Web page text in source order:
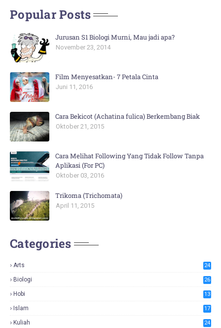
Popular Posts
Jurusan S1 Biologi Murni, Mau jadi apa?
November 23, 2014
Film Menyesatkan- 7 Petala Cinta
Juni 11, 2016
Cara Bekicot (Achatina fulica) Berkembang Biak
Oktober 21, 2015
Cara Melihat Following Yang Tidak Follow Tanpa
Aplikasi (For PC)
Oktober 03, 2016
Trikoma (Trichomata)
April 11, 2015
Categories
Arts 24
Biologi 26
Hobi 13
Islam 17
Kuliah 24